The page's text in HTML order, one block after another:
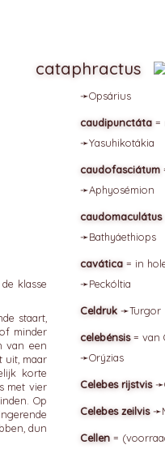
cataphractus
klasse
staart,
minder
van een
uit, maar
korte
met vier
Op
dun
➛Opsárius
caudipunctáta =
➛Yasuhikotákia
caudofasciátum
➛Aphyosémion
caudomaculátus
➛Bathyáethiops
cavática = in
➛Peckóltia
Celdruk➛Turgor
celebénsis = van
➛Orýzias
Celebes rijstvis➛
Celebes zeilvis➛
Cellen =